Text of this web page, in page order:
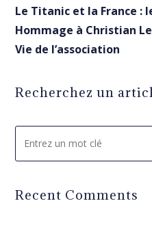
Le Titanic et la France :
Hommage à Christian
Vie de l’association
Recherchez un
Recent Comments